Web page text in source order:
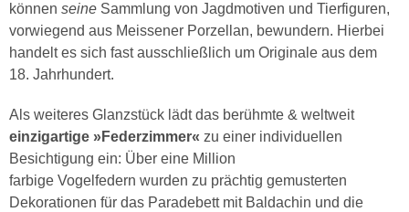
können seine Sammlung von Jagdmotiven und Tierfiguren,
vorwiegend aus Meissener Porzellan, bewundern. Hierbei
handelt es sich fast ausschließlich um Originale aus dem
18. Jahrhundert.
Als weiteres Glanzstück lädt das berühmte & weltweit
einzigartige »Federzimmer« zu einer individuellen
Besichtigung ein: Über eine Million
farbige Vogelfedern wurden zu prächtig gemusterten
Dekorationen für das Paradebett mit Baldachin und die